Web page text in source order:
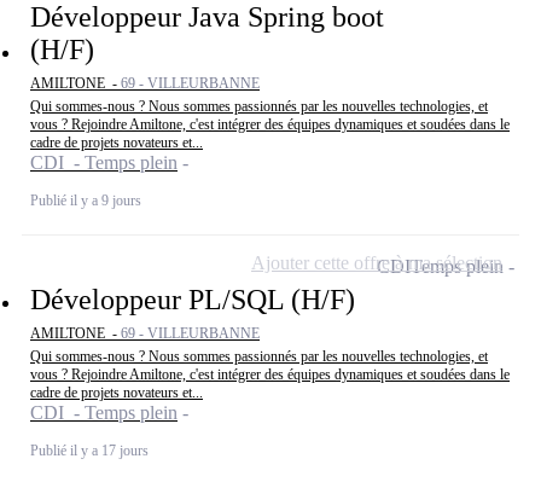
Développeur Java Spring boot
(H/F)
AMILTONE - 69 - VILLEURBANNE
Qui sommes-nous ? Nous sommes passionnés par les nouvelles technologies, et
vous ? Rejoindre Amiltone, c'est intégrer des équipes dynamiques et soudées dans le
cadre de projets novateurs et...
CDI - Temps plein
Publié il y a 9 jours
Développeur PL/SQL (H/F)
AMILTONE - 69 - VILLEURBANNE
Qui sommes-nous ? Nous sommes passionnés par les nouvelles technologies, et
vous ? Rejoindre Amiltone, c'est intégrer des équipes dynamiques et soudées dans le
cadre de projets novateurs et...
CDI - Temps plein
Publié il y a 17 jours
CDITemps plein
Ajouter cette offre à ma sélection